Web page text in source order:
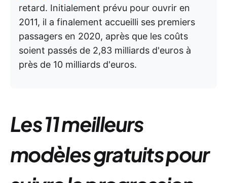
retard. Initialement prévu pour ouvrir en
2011, il a finalement accueilli ses premiers
passagers en 2020, après que les coûts
soient passés de 2,83 milliards d'euros à
près de 10 milliards d'euros.
Les 11 meilleurs
modèles gratuits pour